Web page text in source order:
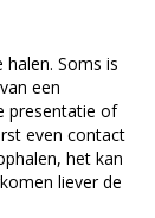
Soms is
een
presentatie of
even contact
het kan
liever de